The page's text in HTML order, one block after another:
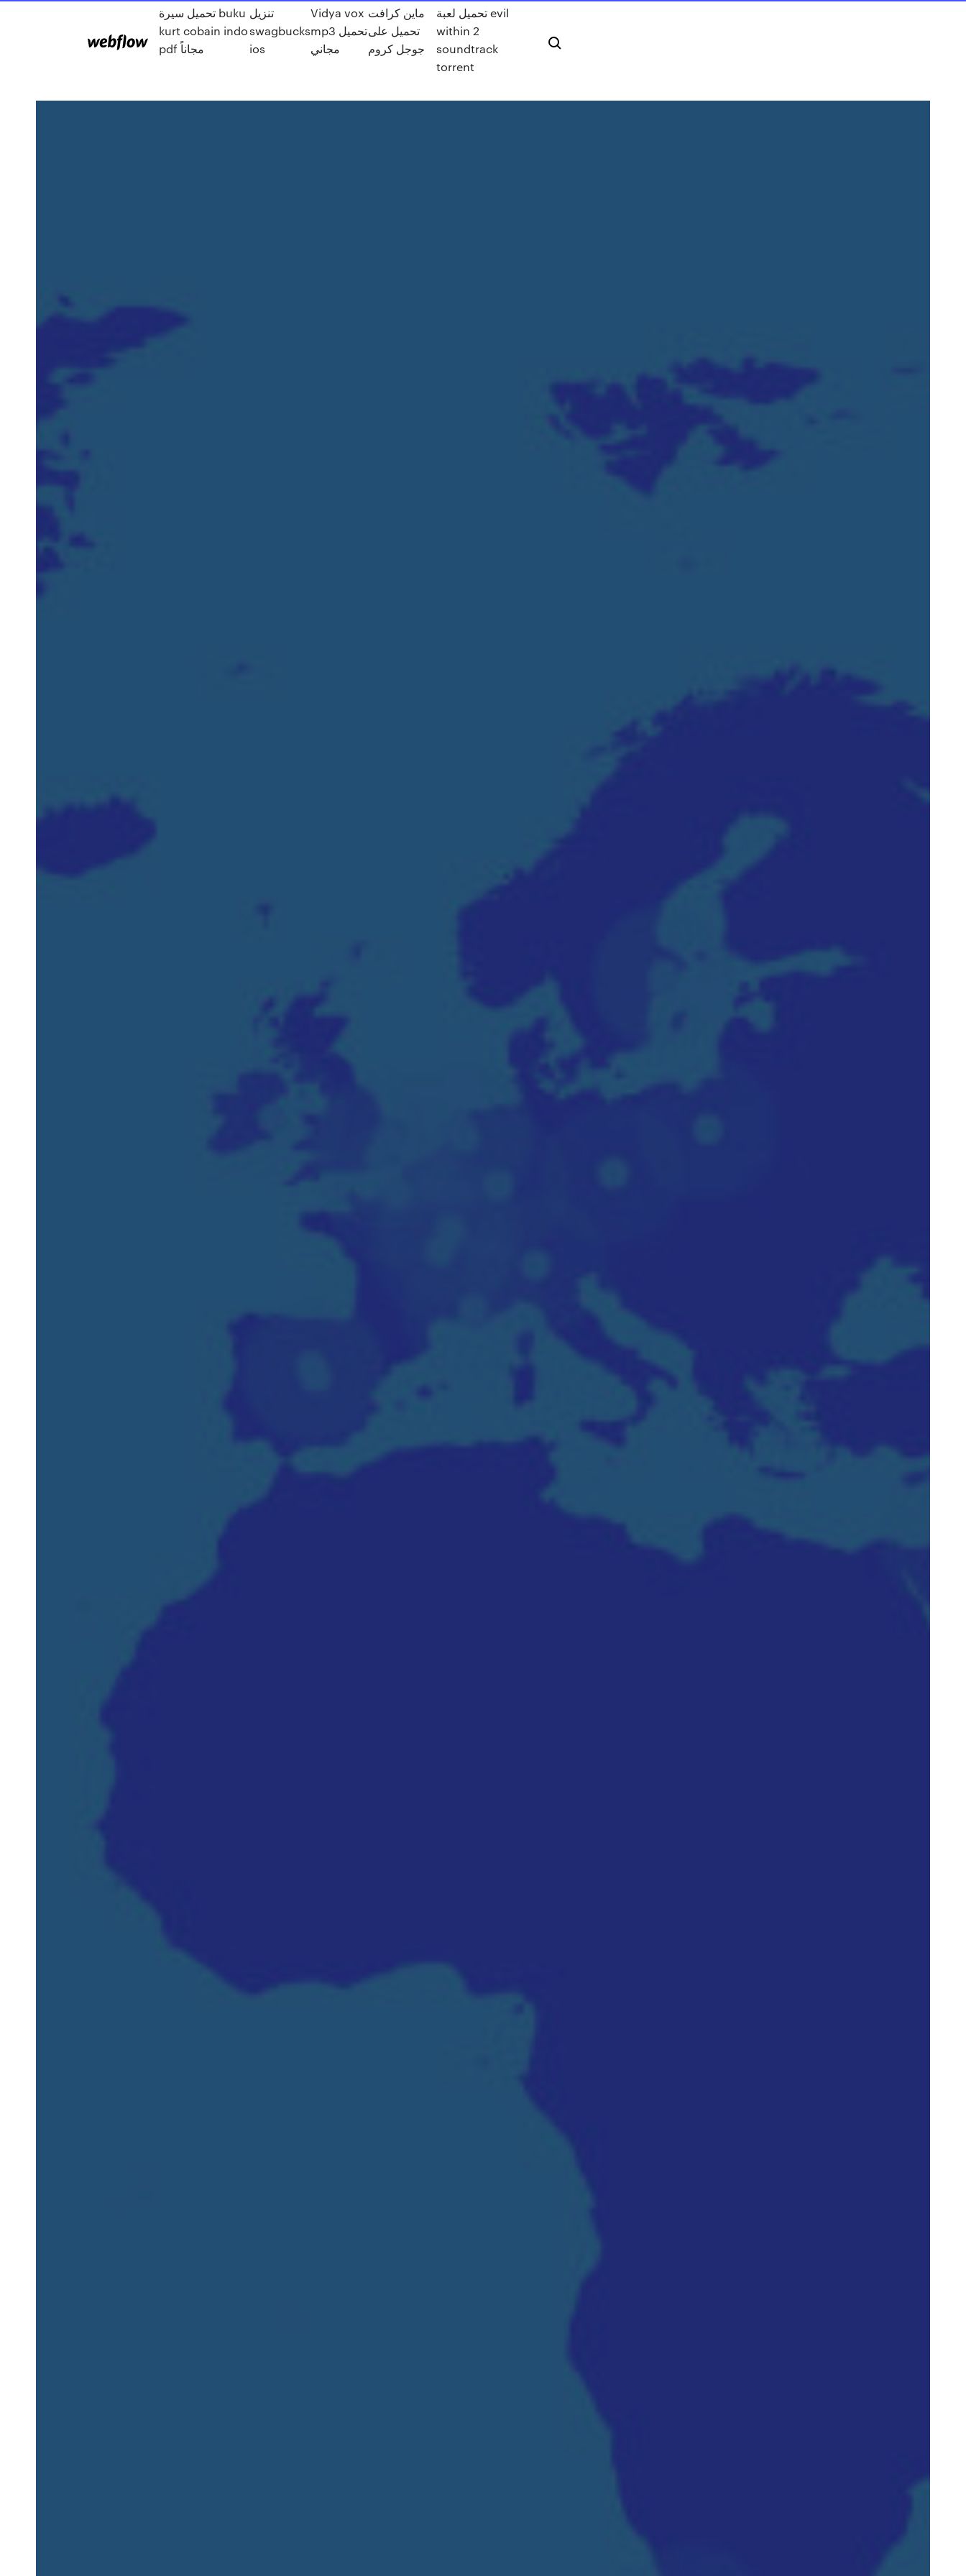
تحميل سيرة buku
kurt cobain indo
pdf مجاناً
تنزيل
swagbucks
ios
Vidya vox
mp3 تحميل
مجاني
ماين كرافت
تحميل على
جوجل كروم
تحميل لعبة evil
within 2
soundtrack
torrent